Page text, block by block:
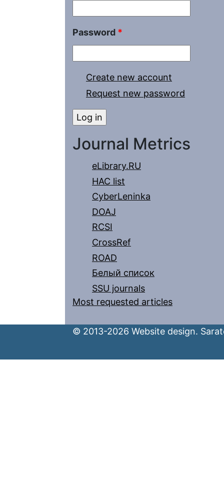
Password *
Create new account
Request new password
Journal Metrics
eLibrary.RU
HAC list
CyberLeninka
DOAJ
RCSI
CrossRef
ROAD
Белый список
SSU journals
Most requested articles
© 2013-2026 Website design.